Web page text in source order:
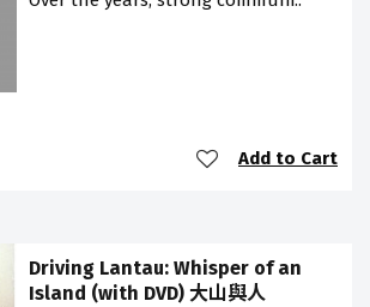
Add to Cart
Driving Lantau: Whisper of an
Island (with DVD) 大山與人